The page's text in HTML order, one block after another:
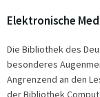
Elektronische
Die Bibliothek des
besonderes
Angrenzend an den
der Bibliothek